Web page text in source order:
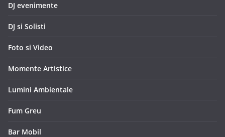
DJ evenimente
DJ si Solisti
Foto si Video
Momente Artistice
Lumini Ambientale
Fum Greu
Bar Mobil